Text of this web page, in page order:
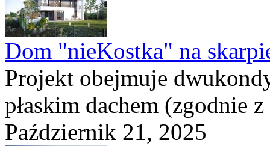
Dom "nieKostka" na
Projekt obejmuje
płaskim dachem (zgodnie
Październik 21, 2025